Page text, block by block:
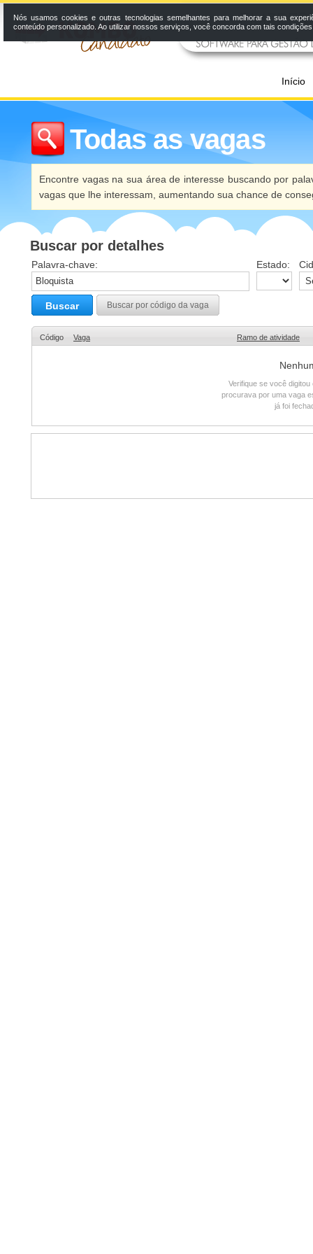
Início
Todas as vagas
Encontre vagas na sua área de interesse buscando por
vagas que lhe interessam, aumentando sua chance de
Buscar por detalhes
Palavra-chave: Estado:
Buscar Buscar por código da vaga
Código Vaga Ramo de atividade
Verifique se você
procurava por uma vaga
já foi
Nós usamos cookies e outras tecnologias semelhantes para melhorar a sua
conteúdo personalizado. Ao utilizar nossos serviços, você concorda com tais